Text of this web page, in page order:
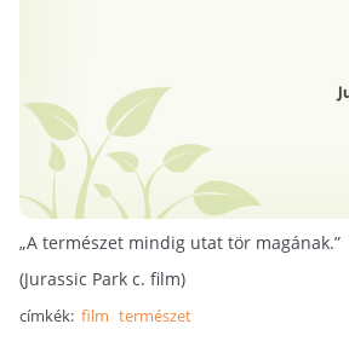
„A természet mindig utat tör magának.”
(Jurassic Park c. film)
címkék: film természet